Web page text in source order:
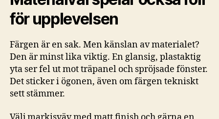
för upplevelsen
Färgen är en sak. Men känslan av materialet?
Den är minst lika viktig. En glansig, plastaktig
yta ser fel ut mot träpanel och spröjsade fönster.
Det sticker i ögonen, även om färgen tekniskt
sett stämmer.